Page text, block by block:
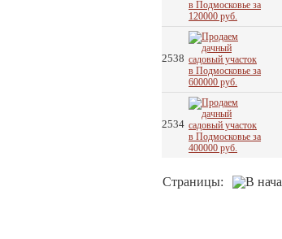
2538
2534
Страницы: